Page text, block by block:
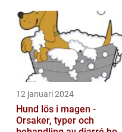
12 januari 2024
Hund lös i magen -
Orsaker, typer och